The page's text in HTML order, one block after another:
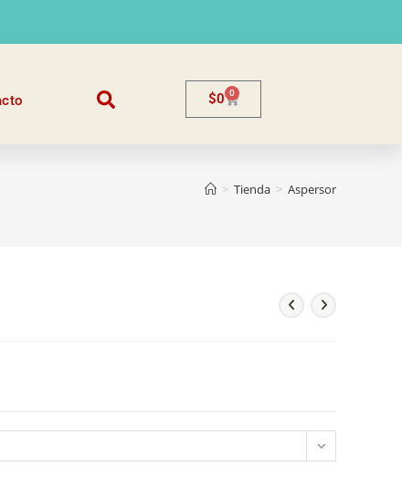
$0 0
> Tienda > Aspersor